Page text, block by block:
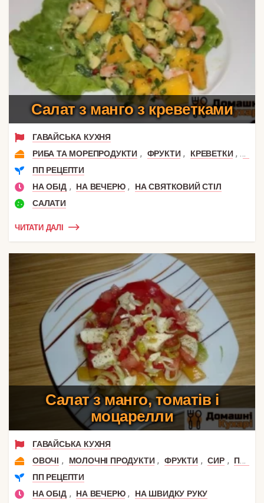
Салат з манго з креветками
ГАВАЙСЬКА КУХНЯ
РИБА ТА МОРЕПРОДУКТИ , ФРУКТИ , КРЕВЕТКИ ,
ПП РЕЦЕПТИ
НА ОБІД , НА ВЕЧЕРЮ ,
НА СВЯТКОВИЙ СТІЛ
САЛАТИ
ЧИТАТИ ДАЛІ
Салат з манго, томатів і
моцарелли
ГАВАЙСЬКА КУХНЯ
ОВОЧІ , МОЛОЧНІ ПРОДУКТИ , ФРУКТИ , СИР ,
ПОМІДОР
ПП РЕЦЕПТИ
НА ОБІД , НА ВЕЧЕРЮ ,
НА ШВИДКУ РУКУ